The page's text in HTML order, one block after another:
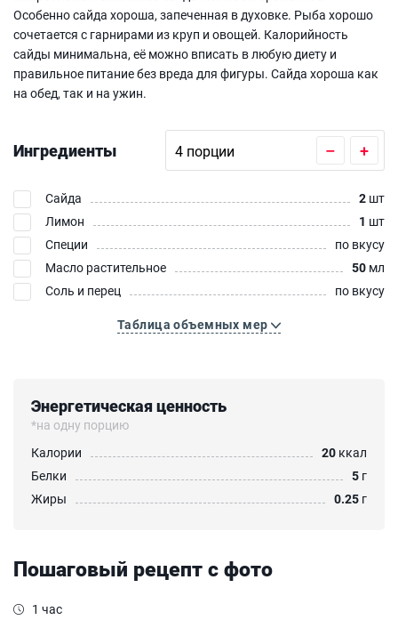
Особенно сайда хороша, запеченная в духовке. Рыба хорошо
сочетается с гарнирами из круп и овощей. Калорийность
сайды минимальна, её можно вписать в любую диету и
правильное питание без вреда для фигуры. Сайда хороша как
на обед, так и на ужин.
Ингредиенты – +
Сайда 2 шт
Лимон
1 шт
Специи
по вкусу
Масло растительное
50 мл
Соль и перец
по вкусу
Таблица объемных мер
Энергетическая ценность
*на одну порцию
Калории
20 ккал
Белки
5 г
Жиры
0.25 г
Пошаговый рецепт с фото
1 час